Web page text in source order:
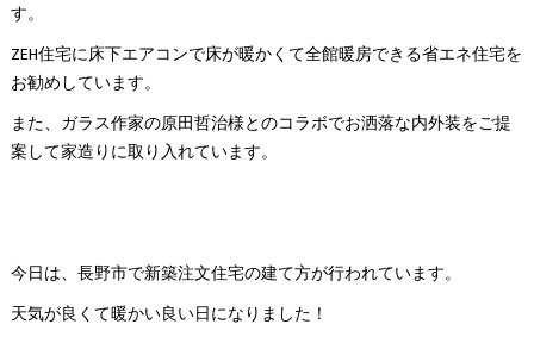
す。
ZEH住宅に床下エアコンで床が暖かくて全館暖房できる省エネ住宅を
お勧めしています。
また、ガラス作家の原田哲治様とのコラボでお洒落な内外装をご提
案して家造りに取り入れています。
今日は、長野市で新築注文住宅の建て方が行われています。
天気が良くて暖かい良い日になりました！